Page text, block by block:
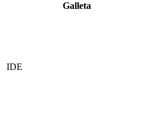
Galleta
IDE